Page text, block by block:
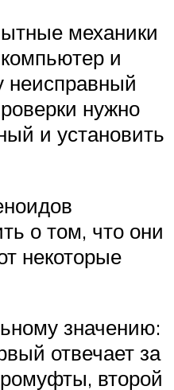
механики
и
неисправный
нужно
и установить
о том, что они
некоторые
значению:
отвечает за
второй